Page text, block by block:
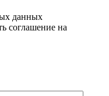
данных
соглашение на